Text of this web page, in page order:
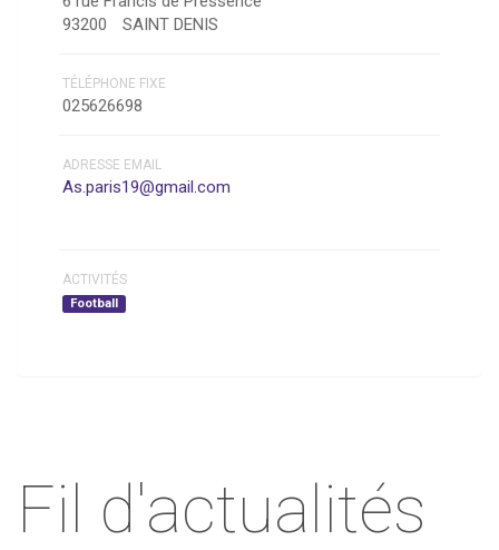
93200
SAINT DENIS
TÉLÉPHONE FIXE
025626698
ADRESSE EMAIL
As.paris19@gmail.com
ACTIVITÉS
Football
Fil d'actualités